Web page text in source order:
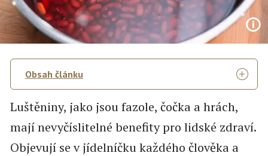
Obsah článku
Luštěniny, jako jsou fazole, čočka a hrách,
mají nevyčíslitelné benefity pro lidské zdraví.
Objevují se v jídelníčku každého člověka a